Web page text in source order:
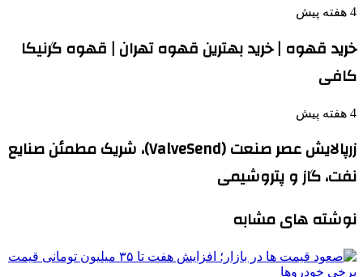
4 هفته پیش
خرید قهوه | خرید بهترین قهوه تهران | قهوه گرنیکا
کافی
4 هفته پیش
زرپالایش عصر صنعت (ValveSend)، شریک مطمئن صنایع
نفت، گاز و پتروشیمی
نوشته های مشابه